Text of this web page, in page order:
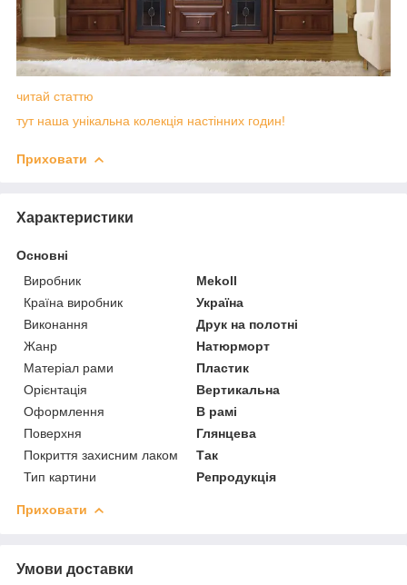
читай статтю
тут наша унікальна колекція настінних годин!
Приховати
Характеристики
Основні
Виробник
Mekoll
Країна виробник
Україна
Виконання
Друк на полотні
Жанр
Натюрморт
Матеріал рами
Пластик
Орієнтація
Вертикальна
Оформлення
В рамі
Поверхня
Глянцева
Покриття захисним лаком
Так
Тип картини
Репродукція
Приховати
Умови доставки